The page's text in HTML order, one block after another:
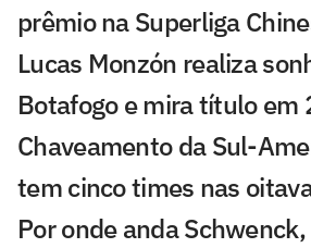
prêmio na Superliga
Lucas Monzón realiza
Botafogo e mira título em
Chaveamento da Sul-
tem cinco times nas
Por onde anda